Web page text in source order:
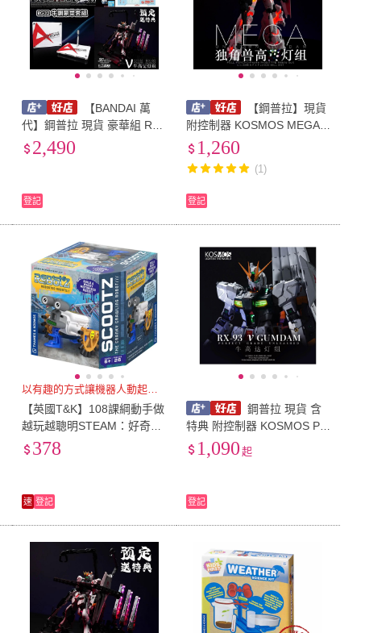
【BANDAI 萬
代】鋼普拉 現貨 豪華組 RG
1/144 #32 v鋼 牛鋼 + KOSM
OS 浮游砲燈組 +雪焰水貼 +
2,490
登記
【鋼普拉】現貨
附控制器 KOSMOS MEGA
1/48 RX-0 UNICRON GUND
AM 獨角獸鋼彈 燈光模組
1,260
(1)
登記
以有趣的方式讓機器人動起來！
【英國T&K】108課綱動手做
越玩越聰明STEAM：好奇爬
行機器人史考茨 REBOTZ Sc
378
速 登記
鋼普拉 現貨 含
特典 附控制器 KOSMOS PG
U 1/60 RX-93 v鋼 牛鋼彈幻
彩燈組 燈光模組 支援自訂
1,090 起
登記